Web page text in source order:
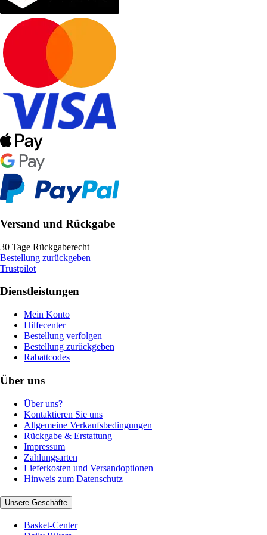
Versand und Rückgabe
30 Tage Rückgaberecht
Bestellung zurückgeben
Trustpilot
Dienstleistungen
Mein Konto
Hilfecenter
Bestellung verfolgen
Bestellung zurückgeben
Rabattcodes
Über uns
Über uns?
Kontaktieren Sie uns
Allgemeine Verkaufsbedingungen
Rückgabe & Erstattung
Impressum
Zahlungsarten
Lieferkosten und Versandoptionen
Hinweis zum Datenschutz
Unsere Geschäfte
Basket-Center